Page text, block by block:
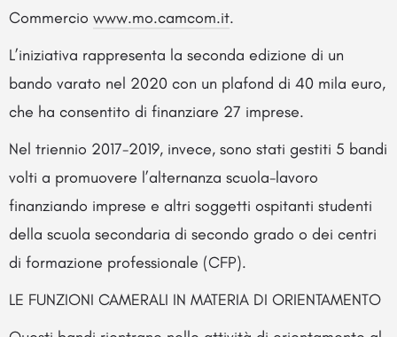
Commercio www.mo.camcom.it.
L’iniziativa rappresenta la seconda edizione di un
bando varato nel 2020 con un plafond di 40 mila euro,
che ha consentito di finanziare 27 imprese.
Nel triennio 2017-2019, invece, sono stati gestiti 5 bandi
volti a promuovere l’alternanza scuola-lavoro
finanziando imprese e altri soggetti ospitanti studenti
della scuola secondaria di secondo grado o dei centri
di formazione professionale (CFP).
LE FUNZIONI CAMERALI IN MATERIA DI ORIENTAMENTO